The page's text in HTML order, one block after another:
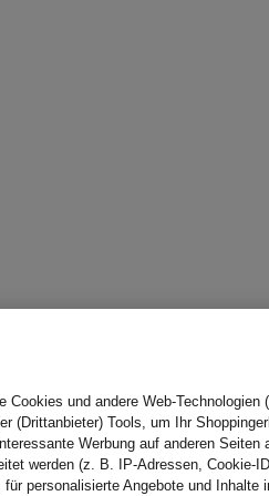
und andere Web-Technologien
(Drittanbieter) Tools, um Ihr
Werbung auf anderen Seiten
werden (z. B. IP-Adressen, Cookie-
personalisierte Angebote und Inhalte